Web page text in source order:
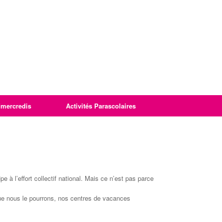
Activités Parascolaires
à l’effort collectif national. Mais ce n’est pas parce
nous le pourrons, nos centres de vacances